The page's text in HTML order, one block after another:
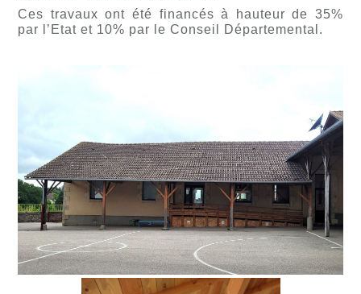
Ces travaux ont été financés à hauteur de 35%
par l’Etat et 10% par le Conseil Départemental.